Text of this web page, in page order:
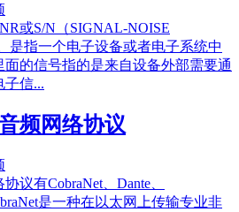
或S/N（SIGNAL-NOISE
是指一个电子设备或者电子系统中
的信号指的是来自设备外部需要通
子信...
频网络协议
议有CobraNet、Dante、
是一种在以太网上传输专业非